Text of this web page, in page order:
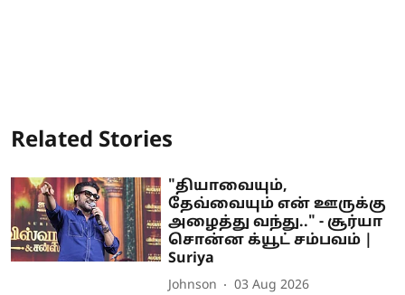
Related Stories
"தியாவையும்,
தேவ்வையும் என் ஊருக்கு
அழைத்து வந்து.." - சூர்யா
சொன்ன க்யூட் சம்பவம் |
Suriya
Johnson 03 Aug 2026